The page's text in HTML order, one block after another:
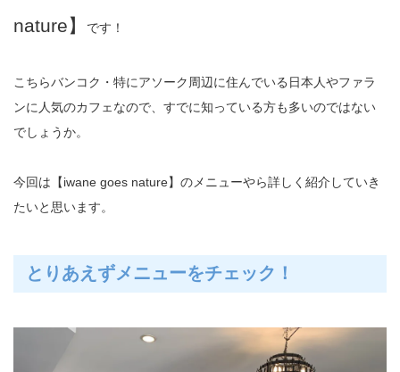
nature】
です！
こちらバンコク・特にアソーク周辺に住んでいる日本人やファラ
ンに人気のカフェなので、すでに知っている方も多いのではない
でしょうか。
今回は【iwane goes nature】のメニューやら詳しく紹介していき
たいと思います。
とりあえずメニューをチェック！